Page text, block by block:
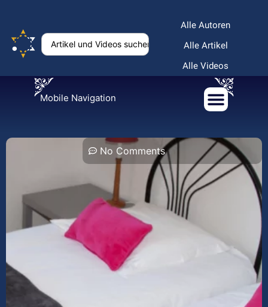
Alle Autoren
Alle Artikel
Alle Videos
Mobile Navigation
No Comments